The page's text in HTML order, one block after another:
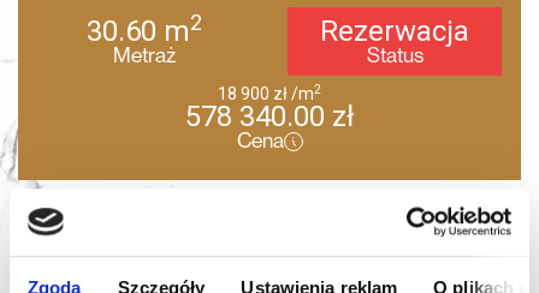
Zgoda Szczegóły Ustawienia reklam O plikach
Metraż
30.60 m2
Status
Rezerwacja
Cena
18 900 zł/m2
578 340.00 zł
Karta mieszkania